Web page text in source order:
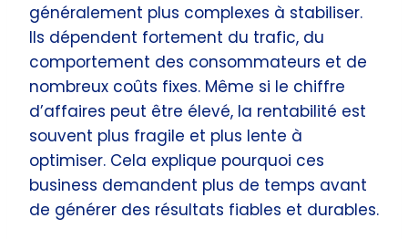
généralement plus complexes à stabiliser.
Ils dépendent fortement du trafic, du
comportement des consommateurs et de
nombreux coûts fixes. Même si le chiffre
d’affaires peut être élevé, la rentabilité est
souvent plus fragile et plus lente à
optimiser. Cela explique pourquoi ces
business demandent plus de temps avant
de générer des résultats fiables et durables.